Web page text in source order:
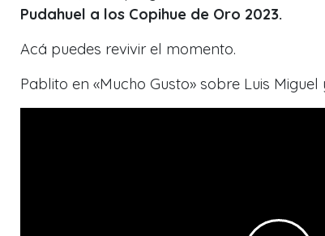
Pudahuel a los Copihue de Oro 2023.
Acá puedes revivir el momento.
Pablito en «Mucho Gusto» sobre Luis Miguel